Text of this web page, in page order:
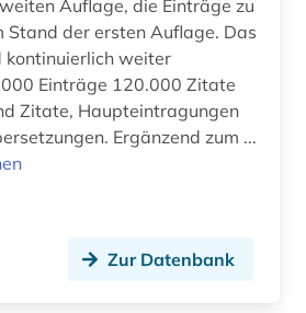
Auflage, die Einträge zu
Stand der ersten Auflage. Das
weiter
Einträge 120.000 Zitate
Zitate, Haupteintragungen
Ergänzend zum ...
Zur Datenbank